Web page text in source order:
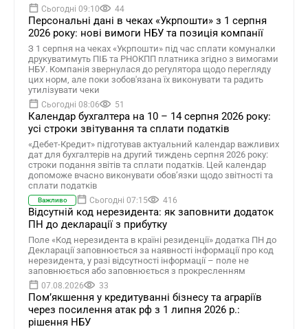
Сьогодні 09:10 44
Персональні дані в чеках «Укрпошти» з 1 серпня
2026 року: нові вимоги НБУ та позиція компанії
З 1 серпня на чеках «Укрпошти» під час сплати комуналки
друкуватимуть ПІБ та РНОКПП платника згідно з вимогами
НБУ. Компанія звернулася до регулятора щодо перегляду
цих норм, але поки зобов'язана їх виконувати та радить
утилізувати чеки
Сьогодні 08:06 51
Календар бухгалтера на 10 – 14 серпня 2026 року:
усі строки звітування та сплати податків
«Дебет-Кредит» підготував актуальний календар важливих
дат для бухгалтерів на другий тиждень серпня 2026 року:
строки подання звітів та сплати податків. Цей календар
допоможе вчасно виконувати обов’язки щодо звітності та
сплати податків
Важливо Сьогодні 07:15 416
Відсутній код нерезидента: як заповнити додаток
ПН до декларації з прибутку
Поле «Код нерезидента в країні резиденції» додатка ПН до
Декларації заповнюється за наявності інформації про код
нерезидента, у разі відсутності інформації – поле не
заповнюється або заповнюється з прокресленням
07.08.2026 33
Помʼякшення у кредитуванні бізнесу та аграріїв
через посилення атак рф з 1 липня 2026 р.:
рішення НБУ